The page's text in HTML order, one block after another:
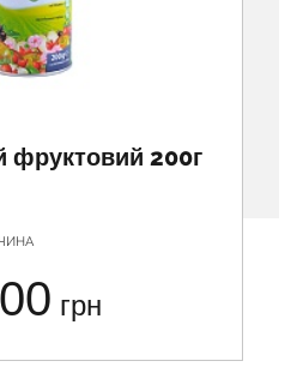
фруктовий 200г
грн